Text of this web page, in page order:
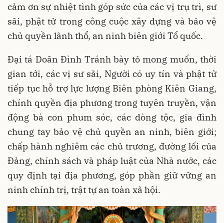
cảm ơn sự nhiệt tình góp sức của các vị trụ trì, sư
sãi, phật tử trong công cuộc xây dựng và bảo vệ
chủ quyền lãnh thổ, an ninh biên giới Tổ quốc.
Đại tá Doãn Đình Tránh bày tỏ mong muốn, thời
gian tới, các vị sư sãi, Người có uy tín và phật tử
tiếp tục hỗ trợ lực lượng Biên phòng Kiên Giang,
chính quyền địa phương trong tuyên truyền, vận
động bà con phum sóc, các dòng tộc, gia đình
chung tay bảo vệ chủ quyền an ninh, biên giới;
chấp hành nghiêm các chủ trương, đường lối của
Đảng, chính sách và pháp luật của Nhà nước, các
quy định tại địa phương, góp phần giữ vững an
ninh chính trị, trật tự an toàn xã hội.